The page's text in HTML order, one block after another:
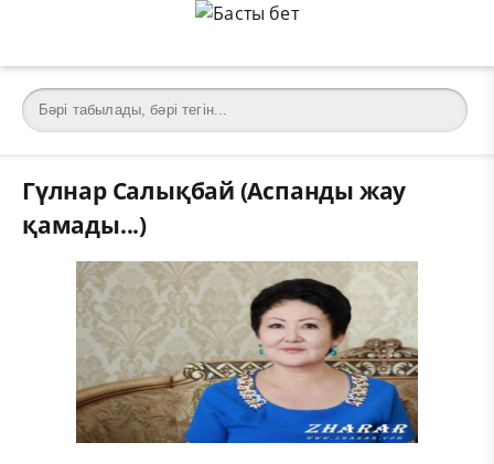
Гүлнар Салықбай (Аспанды жау
қамады...)